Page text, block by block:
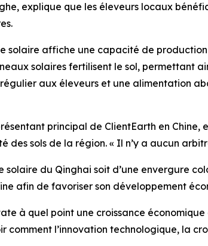
explique que les éleveurs locaux
solaire affiche une capacité de
solaires fertilisent le sol, permettant
aux éleveurs et une alimentation
principal de ClientEarth en
des sols de la région. « Il n’y a aucun
solaire du Qinghai soit d’une envergure
afin de favoriser son développement
à quel point une croissance
comment l’innovation technologique, la